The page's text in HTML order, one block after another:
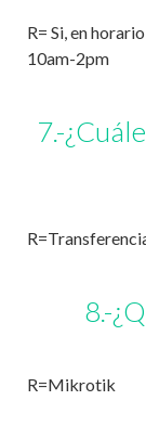
R= Si, en
10am-2pm
7.-
8.-
R=Mikrotik